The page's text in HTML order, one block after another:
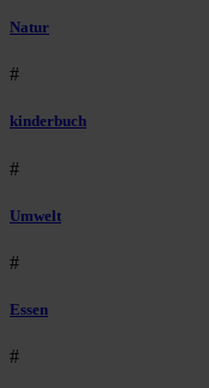
Natur
#
kinderbuch
#
Umwelt
#
Essen
#